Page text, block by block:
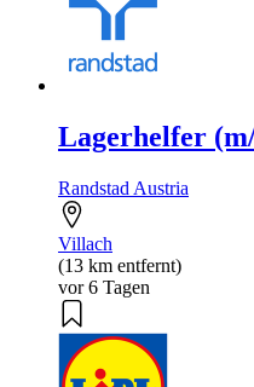
Lagerhelfer
Randstad Austria
Villach
(13 km entfernt)
vor 6 Tagen